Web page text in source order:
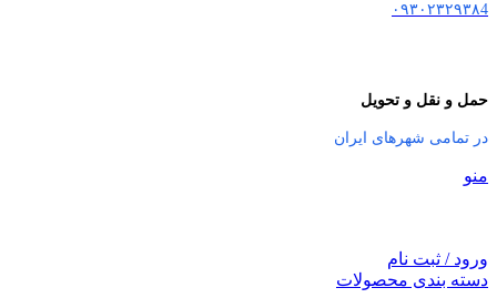
۰۹۳۰۲۳۲۹۳۸4
حمل و نقل و تحویل
در تمامی شهرهای ایران
منو
ورود / ثبت نام
دسته بندی محصولات